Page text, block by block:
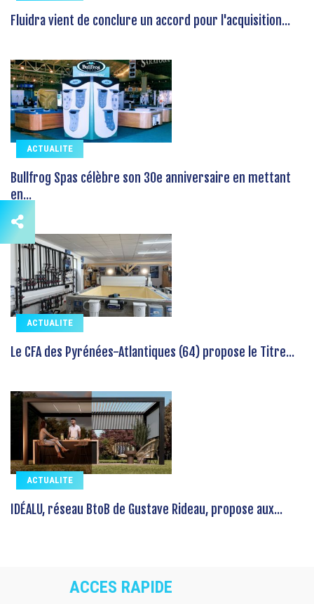
Fluidra vient de conclure un accord pour l'acquisition...
ACTUALITE
Bullfrog Spas célèbre son 30e anniversaire en mettant
en...
ACTUALITE
Le CFA des Pyrénées-Atlantiques (64) propose le Titre...
ACTUALITE
IDÉALU, réseau BtoB de Gustave Rideau, propose aux...
ACCES RAPIDE